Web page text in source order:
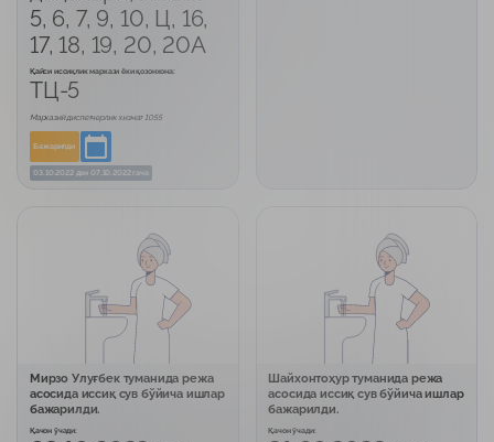
5, 6, 7, 9, 10, Ц, 16,
17, 18, 19, 20, 20А
Қайси иссиқлик маркази ёки қозонхона:
ТЦ-5
Марказий диспетчерлик хизмат 1055
Бажарилди
03.10.2022дан 07.10.2022 гача
Мирзо Улуғбек туманида режа
асосида иссиқ сув бўйича ишлар
бажарилди.
Қачон ўчади:
Шайхонтоҳур туманида режа
асосида иссиқ сув бўйича ишлар
бажарилди.
Қачон ўчади: